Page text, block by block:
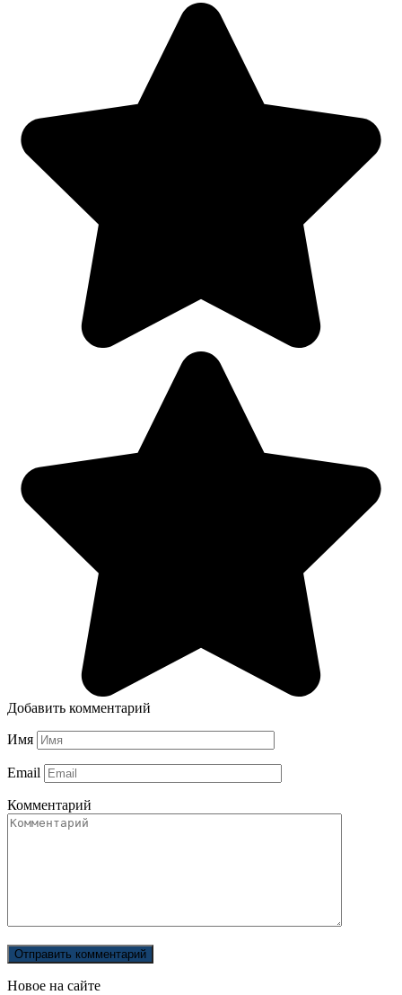
Добавить комментарий
Имя
Email
Комментарий
Новое на сайте